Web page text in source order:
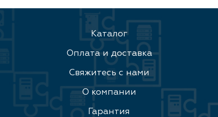
Каталог
Оплата и доставка
Свяжитесь с нами
О компании
Гарантия